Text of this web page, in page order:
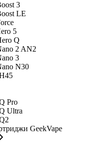
3
LE
5
Q
2 AN2
3
N30
Pro
Ultra
GeekVape